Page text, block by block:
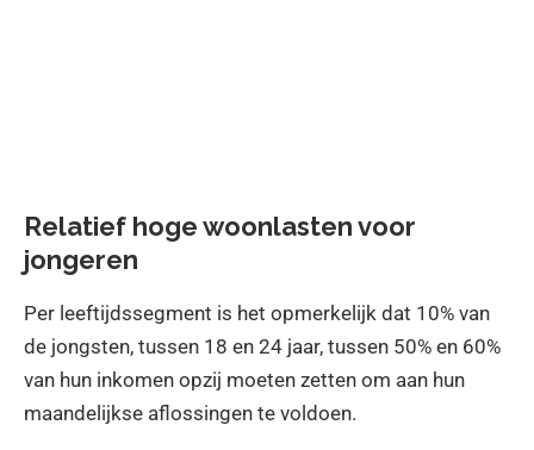
Relatief hoge woonlasten voor
jongeren
Per leeftijdssegment is het opmerkelijk dat 10% van
de jongsten, tussen 18 en 24 jaar, tussen 50% en 60%
van hun inkomen opzij moeten zetten om aan hun
maandelijkse aflossingen te voldoen.